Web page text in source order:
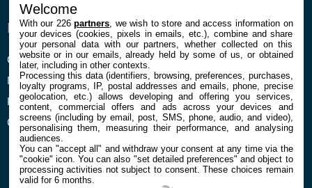
ENTREPRISE
Confidentialité et Cookies
Mentions légales et CGU
Préférences Cookies
Qui sommes nous
À PROPOS
Contact
Welcome
With our 226partners , we wish to store and access information on
your devices (cookies, pixels in emails, etc.), combine and share
your personal data with our partners, whether collected on this
website or in our emails, already held by some of us, or obtained
later, including in other contexts.
Processing this data (identifiers, browsing, preferences, purchases,
loyalty programs, IP, postal addresses and emails, phone, precise
geolocation, etc.) allows developing and offering you services,
content, commercial offers and ads across your devices and
screens (including by email, post, SMS, phone, audio, and video),
personalising them, measuring their performance, and analysing
audiences.
You can "accept all" and withdraw your consent at any time via the
"cookie" icon. You can also "set detailed preferences" and object to
processing activities not subject to consent. These choices remain
valid for 6 months.